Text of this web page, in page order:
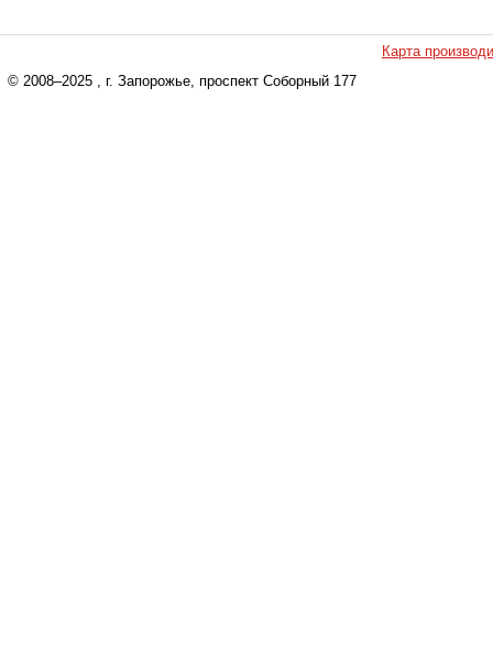
Карта
© 2008–2025 , г. Запорожье, проспект Соборный 177